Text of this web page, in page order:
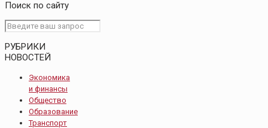
Поиск по сайту
РУБРИКИ
НОВОСТЕЙ
Экономика
и финансы
Общество
Образование
Транспорт